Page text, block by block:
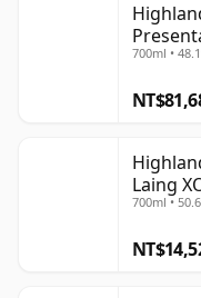
700ml •
Laing
700ml •